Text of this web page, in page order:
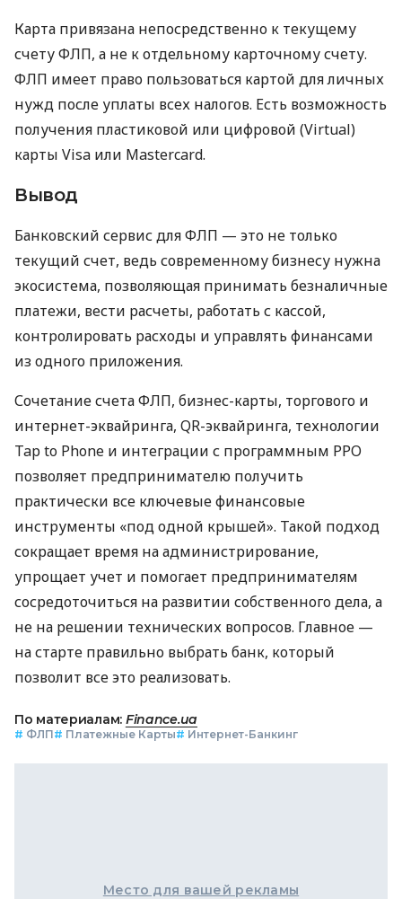
Карта привязана непосредственно к текущему
счету ФЛП, а не к отдельному карточному счету.
ФЛП имеет право пользоваться картой для личных
нужд после уплаты всех налогов. Есть возможность
получения пластиковой или цифровой (Virtual)
карты Visa или Mastercard.
Вывод
Банковский сервис для ФЛП — это не только
текущий счет, ведь современному бизнесу нужна
экосистема, позволяющая принимать безналичные
платежи, вести расчеты, работать с кассой,
контролировать расходы и управлять финансами
из одного приложения.
Сочетание счета ФЛП, бизнес-карты, торгового и
интернет-эквайринга, QR-эквайринга, технологии
Tap to Phone и интеграции с программным РРО
позволяет предпринимателю получить
практически все ключевые финансовые
инструменты «под одной крышей». Такой подход
сокращает время на администрирование,
упрощает учет и помогает предпринимателям
сосредоточиться на развитии собственного дела, а
не на решении технических вопросов. Главное —
на старте правильно выбрать банк, который
позволит все это реализовать.
По материалам: Finance.ua
# ФЛП# Платежные Карты# Интернет-Банкинг
Место для вашей рекламы